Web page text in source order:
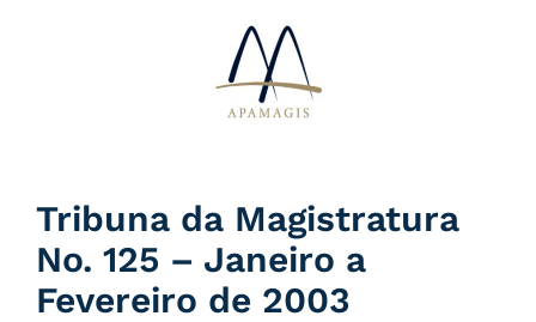
Tribuna da Magistratura
No. 125 – Janeiro a
Fevereiro de 2003